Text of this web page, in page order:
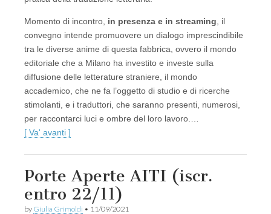
Momento di incontro, in presenza e in streaming , il
convegno intende promuovere un dialogo imprescindibile
tra le diverse anime di questa fabbrica, ovvero il mondo
editoriale che a Milano ha investito e investe sulla
diffusione delle letterature straniere, il mondo
accademico, che ne fa l’oggetto di studio e di ricerche
stimolanti, e i traduttori, che saranno presenti, numerosi,
per raccontarci luci e ombre del loro lavoro.…
[ Va' avanti ]
Porte Aperte AITI (iscr.
entro 22/11)
by Giulia Grimoldi • 11/09/2021